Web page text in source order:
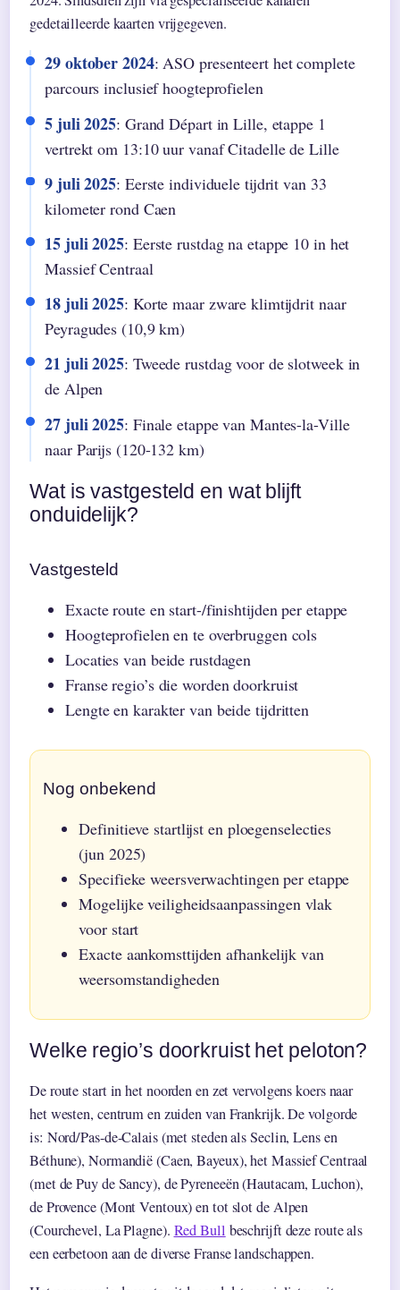
gedetailleerde kaarten vrijgegeven.
29 oktober 2024: ASO presenteert het complete
parcours inclusief hoogteprofielen
5 juli 2025: Grand Départ in Lille, etappe 1
vertrekt om 13:10 uur vanaf Citadelle de Lille
9 juli 2025: Eerste individuele tijdrit van 33
kilometer rond Caen
15 juli 2025: Eerste rustdag na etappe 10 in het
Massief Centraal
18 juli 2025: Korte maar zware klimtijdrit naar
Peyragudes (10,9 km)
21 juli 2025: Tweede rustdag voor de slotweek in
de Alpen
27 juli 2025: Finale etappe van Mantes-la-Ville
naar Parijs (120-132 km)
Wat is vastgesteld en wat blijft
onduidelijk?
Vastgesteld
Exacte route en start-/finishtijden per etappe
Hoogteprofielen en te overbruggen cols
Locaties van beide rustdagen
Franse regio’s die worden doorkruist
Lengte en karakter van beide tijdritten
Nog onbekend
Definitieve startlijst en ploegenselecties
(jun 2025)
Specifieke weersverwachtingen per etappe
Mogelijke veiligheidsaanpassingen vlak
voor start
Exacte aankomsttijden afhankelijk van
weersomstandigheden
Welke regio’s doorkruist het peloton?
De route start in het noorden en zet vervolgens koers naar
het westen, centrum en zuiden van Frankrijk. De volgorde
is: Nord/Pas-de-Calais (met steden als Seclin, Lens en
Béthune), Normandië (Caen, Bayeux), het Massief Centraal
(met de Puy de Sancy), de Pyreneeën (Hautacam, Luchon),
de Provence (Mont Ventoux) en tot slot de Alpen
(Courchevel, La Plagne). Red Bull beschrijft deze route als
een eerbetoon aan de diverse Franse landschappen.